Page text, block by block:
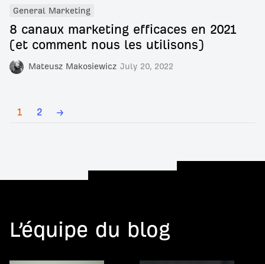
Mateusz Makosiewicz July 20, 2022
General Marketing
8 canaux marketing efficaces en 2021
(et comment nous les utilisons)
1 2 →
L’équipe du blog